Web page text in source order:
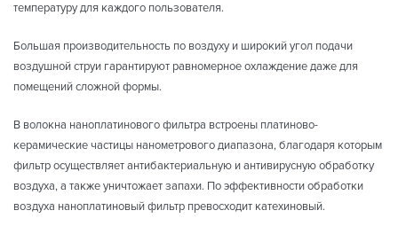
температуру для каждого пользователя.
Большая производительность по воздуху и широкий угол подачи
воздушной струи гарантируют равномерное охлаждение даже для
помещений сложной формы.
В волокна наноплатинового фильтра встроены платиново-
керамические частицы нанометрового диапазона, благодаря которым
фильтр осуществляет антибактериальную и антивирусную обработку
воздуха, а также уничтожает запахи. По эффективности обработки
воздуха наноплатиновый фильтр превосходит катехиновый.